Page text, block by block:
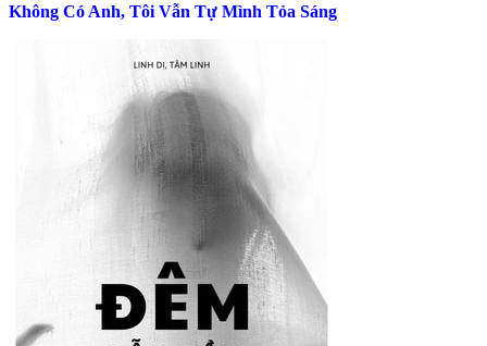
Không Có Anh, Tôi Vẫn Tự Mình Tỏa Sáng